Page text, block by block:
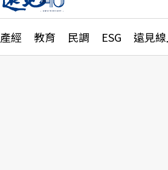
產經 教育 民調 ESG 遠見
大學升學、職涯攻略
縣市施政調查全解析